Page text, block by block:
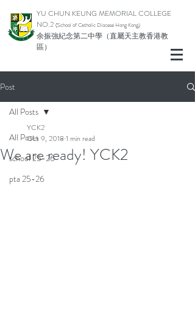
YU CHUN KEUNG MEMORIAL COLLEGE
NO.2 (School of Catholic Diocese Hong Kong)
余振強紀念第二中學（直屬天主教香港教
區）
Post
All Posts
school 25-26
pta 25-26
All Posts
We are ready! YCK2
YCK2
Oct 9, 2018 1 min read